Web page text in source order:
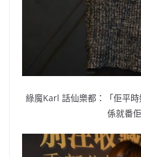
綠魔Karl 話仙樂都：「佢平
係就番佢